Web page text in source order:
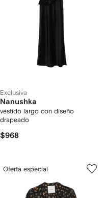
Exclusiva
Nanushka
vestido largo con diseño
drapeado
$968
Oferta especial